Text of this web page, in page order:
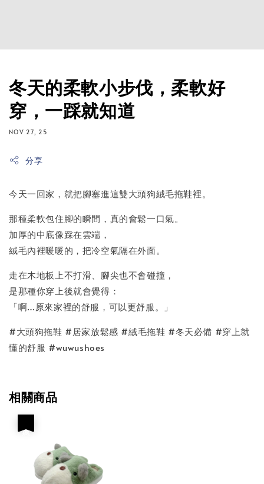
冬天的柔軟小步伐，柔軟好
穿，一踩就知道
NOV 27, 25
分享
今天一回家，就把腳塞進這雙大頭狗絨毛拖鞋裡。
那種柔軟包住腳的瞬間，真的會鬆一口氣。
加厚的中底像踩在雲端，
絨毛內裡暖暖的，把冷空氣隔在外面。
走在木地板上不打滑、腳尖也不會碰撞，
是那種你穿上後就會覺得：
「啊…原來家裡的舒服，可以更舒服。」
#大頭狗拖鞋 #居家放鬆感 #絨毛拖鞋 #冬天必備 #穿上就
懂的舒服 #wuwushoes
相關商品